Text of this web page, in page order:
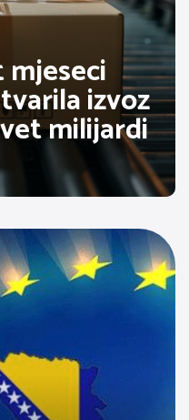
izvoz
milijardi